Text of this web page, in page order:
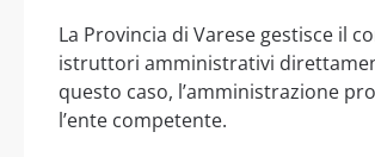
La Provincia di Varese gestisce il
istruttori amministrativi
questo caso, l’amministrazione
l’ente competente.